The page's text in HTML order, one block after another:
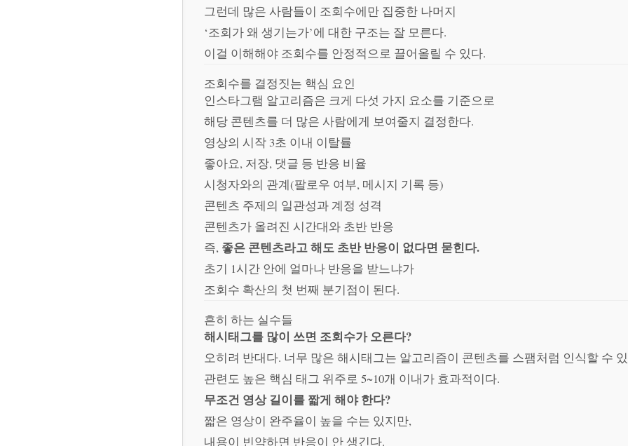
그런데 많은 사람들이 조회수에만 집중한 나머지
‘조회가 왜 생기는가’에 대한 구조는 잘 모른다.
이걸 이해해야 조회수를 안정적으로 끌어올릴 수 있다.
조회수를 결정짓는 핵심 요인
인스타그램 알고리즘은 크게 다섯 가지 요소를 기준으로
해당 콘텐츠를 더 많은 사람에게 보여줄지 결정한다.
영상의 시작 3초 이내 이탈률
좋아요, 저장, 댓글 등 반응 비율
시청자와의 관계(팔로우 여부, 메시지 기록 등)
콘텐츠 주제의 일관성과 계정 성격
콘텐츠가 올려진 시간대와 초반 반응
즉, 좋은 콘텐츠라고 해도 초반 반응이 없다면 묻힌다.
초기 1시간 안에 얼마나 반응을 받느냐가
조회수 확산의 첫 번째 분기점이 된다.
흔히 하는 실수들
해시태그를 많이 쓰면 조회수가 오른다?
오히려 반대다. 너무 많은 해시태그는 알고리즘이 콘텐츠를 스팸처럼 인식할 수
관련도 높은 핵심 태그 위주로 5~10개 이내가 효과적이다.
무조건 영상 길이를 짧게 해야 한다?
짧은 영상이 완주율이 높을 수는 있지만,
내용이 빈약하면 반응이 안 생긴다.